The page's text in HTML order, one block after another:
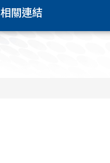
相關連結